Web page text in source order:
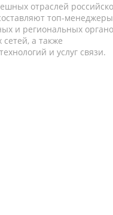
отраслей
топ-
и региональных
а также
и услуг связи.